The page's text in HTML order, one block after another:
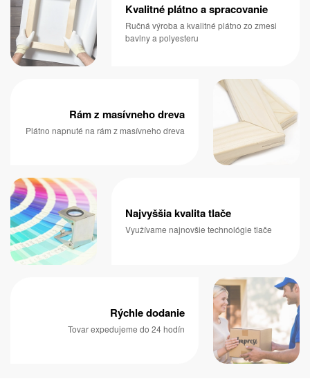
Kvalitné plátno a spracovanie
Ručná výroba a kvalitné plátno zo zmesi
bavlny a polyesteru
Rám z masívneho dreva
Plátno napnuté na rám z masívneho dreva
Najvyššia kvalita tlače
Využívame najnovšie technológie tlače
Rýchle dodanie
Tovar expedujeme do 24 hodín